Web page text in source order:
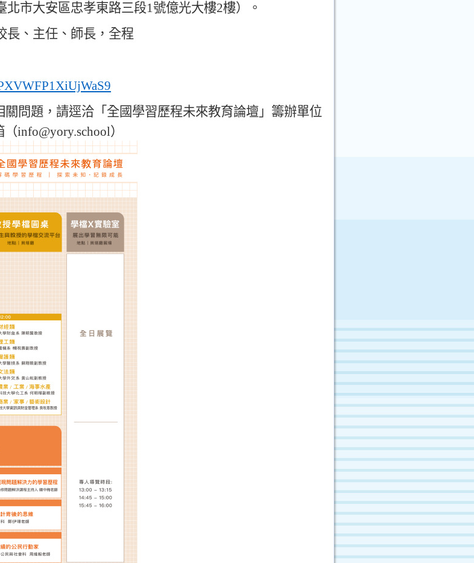
北市大安區忠孝東路三段1號億光大樓2樓）。
長 、 主任 、 師長 ， 全程
關問題 ， 請逕洽 「 全國學習歷程未來教育論壇 」 籌辦單位
（info@yory.school）